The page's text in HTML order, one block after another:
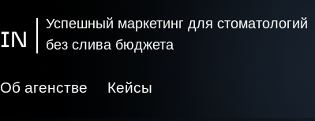
Успешный маркетинг для стоматологий
без слива бюджета
Об агенстве Кейсы